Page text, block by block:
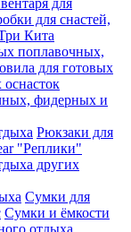
для
для снастей,
Кита
поплавочных,
для готовых
фидерных и
Рюкзаки для
"Реплики"
других
Сумки для
Сумки и ёмкости
отдыха